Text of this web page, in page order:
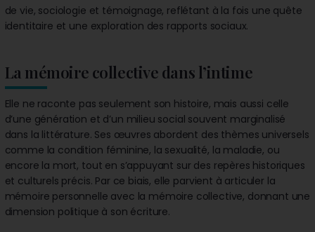
de vie, sociologie et témoignage, reflétant à la fois une quête
identitaire et une exploration des rapports sociaux.
La mémoire collective dans l’intime
Elle ne raconte pas seulement son histoire, mais aussi celle
d’une génération et d’un milieu social souvent marginalisé
dans la littérature. Ses œuvres abordent des thèmes universels
comme la condition féminine, la sexualité, la maladie, ou
encore la mort, tout en s’appuyant sur des repères historiques
et culturels précis. Par ce biais, elle parvient à articuler la
mémoire personnelle avec la mémoire collective, donnant une
dimension politique à son écriture.